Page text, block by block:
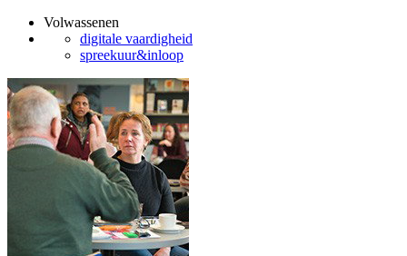
Volwassenen
digitale vaardigheid
spreekuur&inloop